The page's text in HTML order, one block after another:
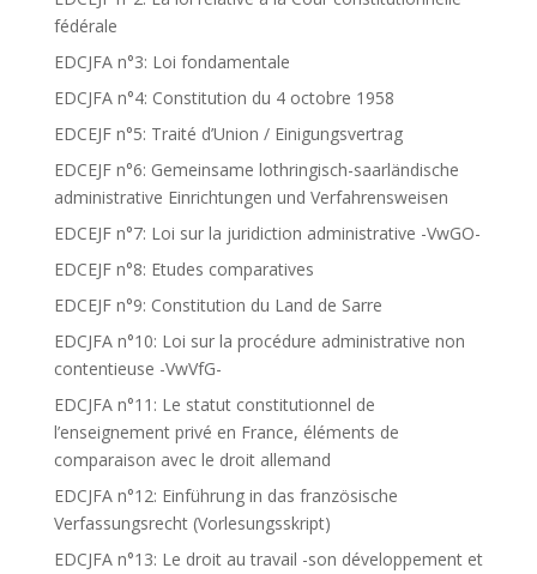
fédérale
EDCJFA n°3: Loi fondamentale
EDCJFA n°4: Constitution du 4 octobre 1958
EDCEJF n°5: Traité d’Union / Einigungsvertrag
EDCEJF n°6: Gemeinsame lothringisch-saarländische
administrative Einrichtungen und Verfahrensweisen
EDCEJF n°7: Loi sur la juridiction administrative -VwGO-
EDCEJF n°8: Etudes comparatives
EDCEJF n°9: Constitution du Land de Sarre
EDCJFA n°10: Loi sur la procédure administrative non
contentieuse -VwVfG-
EDCJFA n°11: Le statut constitutionnel de
l’enseignement privé en France, éléments de
comparaison avec le droit allemand
EDCJFA n°12: Einführung in das französische
Verfassungsrecht (Vorlesungsskript)
EDCJFA n°13: Le droit au travail -son développement et